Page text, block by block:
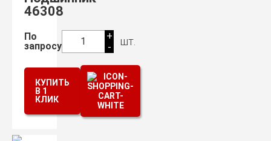
46308
По
запросу
1
+
-
шт.
КУПИТЬ
В 1
КЛИК